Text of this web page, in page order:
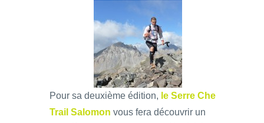
Pour sa deuxième édition, le Serre Che
Trail Salomon vous fera découvrir un